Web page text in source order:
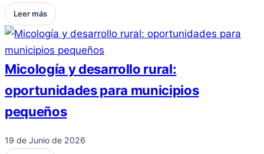
Leer más
Micología y desarrollo rural:
oportunidades para municipios
pequeños
19 de Junio de 2026